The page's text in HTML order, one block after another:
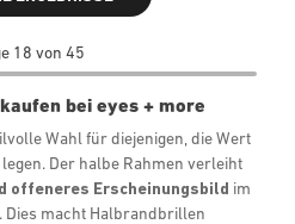
18 von 45
bei eyes + more
Wahl für diejenigen, die Wert
Der halbe Rahmen verleiht
offeneres Erscheinungsbild im
. Dies macht Halbrandbrillen